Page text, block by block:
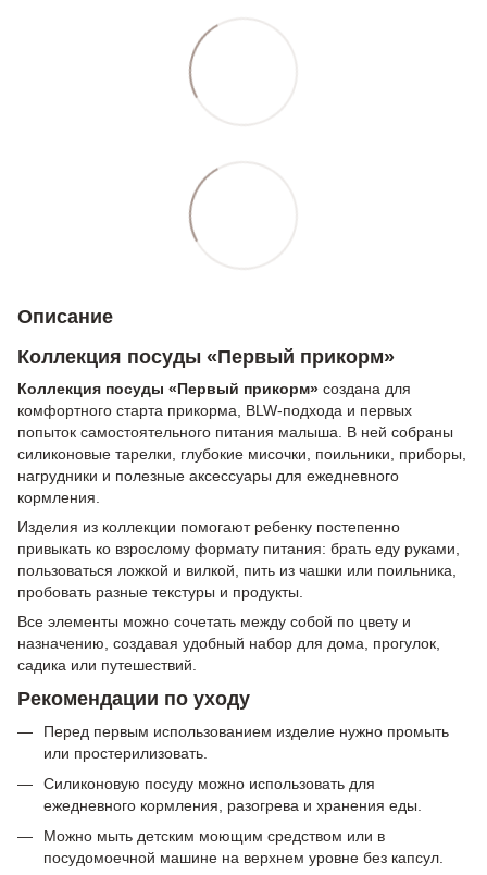
Описание
Коллекция посуды «Первый прикорм»
Коллекция посуды «Первый прикорм» создана для
комфортного старта прикорма, BLW-подхода и первых
попыток самостоятельного питания малыша. В ней собраны
силиконовые тарелки, глубокие мисочки, поильники, приборы,
нагрудники и полезные аксессуары для ежедневного
кормления.
Изделия из коллекции помогают ребенку постепенно
привыкать ко взрослому формату питания: брать еду руками,
пользоваться ложкой и вилкой, пить из чашки или поильника,
пробовать разные текстуры и продукты.
Все элементы можно сочетать между собой по цвету и
назначению, создавая удобный набор для дома, прогулок,
садика или путешествий.
Рекомендации по уходу
Перед первым использованием изделие нужно промыть
или простерилизовать.
Силиконовую посуду можно использовать для
ежедневного кормления, разогрева и хранения еды.
Можно мыть детским моющим средством или в
посудомоечной машине на верхнем уровне без капсул.